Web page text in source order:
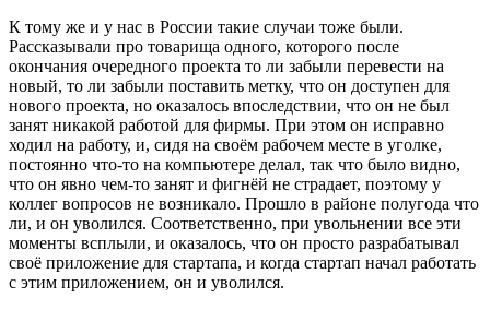
К тому же и у нас в России такие случаи тоже были.
Рассказывали про товарища одного, которого после
окончания очередного проекта то ли забыли перевести на
новый, то ли забыли поставить метку, что он доступен для
нового проекта, но оказалось впоследствии, что он не был
занят никакой работой для фирмы. При этом он исправно
ходил на работу, и, сидя на своём рабочем месте в уголке,
постоянно что-то на компьютере делал, так что было видно,
что он явно чем-то занят и фигнёй не страдает, поэтому у
коллег вопросов не возникало. Прошло в районе полугода что
ли, и он уволился. Соответственно, при увольнении все эти
моменты всплыли, и оказалось, что он просто разрабатывал
своё приложение для стартапа, и когда стартап начал работать
с этим приложением, он и уволился.